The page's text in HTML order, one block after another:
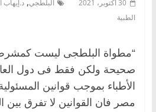
30 أكتوبر، 2021 البلطجي د.إيهاب
الطبية
“مطواة البلطجى ليست كمشرط
صحيحة ولكن فقط فى دول
الأطباء بموجب قوانين
مصر فان القوانين لا تفرق